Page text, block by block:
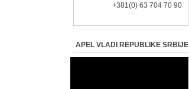
+381(0) 63 704 70 90
APEL VLADI REPUBLIKE SRBIJE